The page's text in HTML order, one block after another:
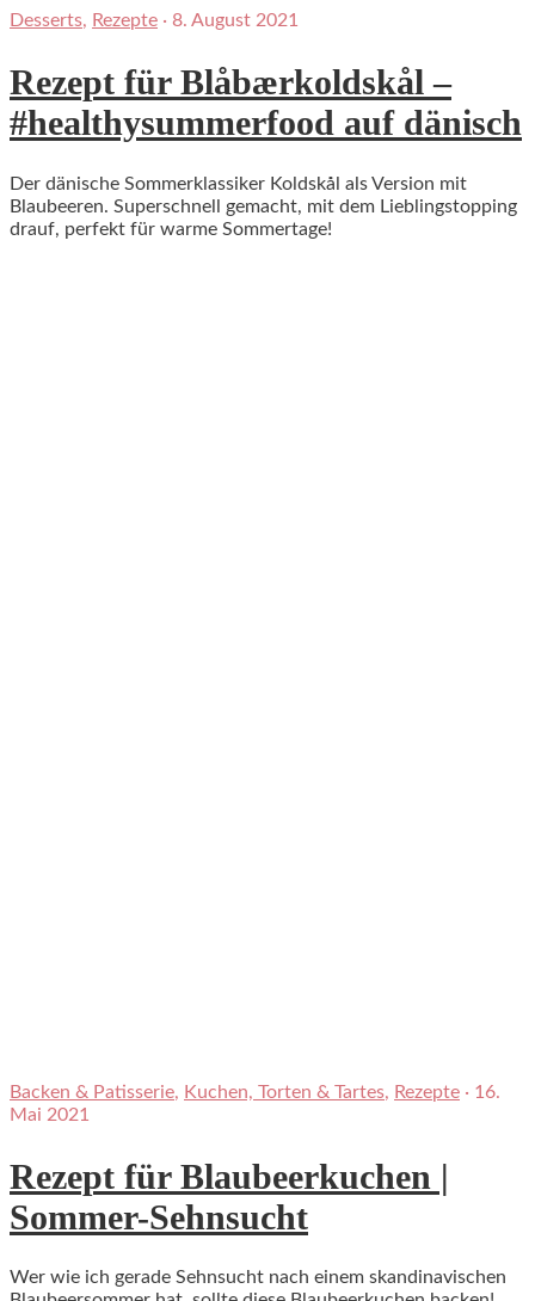
Desserts, Rezepte · 8. August 2021
Rezept für Blåbærkoldskål –
#healthysummerfood auf dänisch
Der dänische Sommerklassiker Koldskål als Version mit
Blaubeeren. Superschnell gemacht, mit dem Lieblingstopping
drauf, perfekt für warme Sommertage!
Backen & Patisserie, Kuchen, Torten & Tartes, Rezepte · 16.
Mai 2021
Rezept für Blaubeerkuchen |
Sommer-Sehnsucht
Wer wie ich gerade Sehnsucht nach einem skandinavischen